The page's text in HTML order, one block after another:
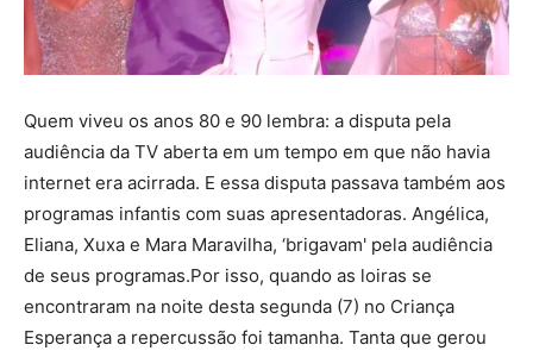
Quem viveu os anos 80 e 90 lembra: a disputa pela
audiência da TV aberta em um tempo em que não havia
internet era acirrada. E essa disputa passava também aos
programas infantis com suas apresentadoras. Angélica,
Eliana, Xuxa e Mara Maravilha, ‘brigavam' pela audiência
de seus programas.Por isso, quando as loiras se
encontraram na noite desta segunda (7) no Criança
Esperança a repercussão foi tamanha. Tanta que gerou